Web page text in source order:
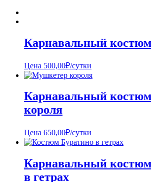
Карнавальный
Цена 500,00₽/сутки
Карнавальный
короля
Цена 650,00₽/сутки
Карнавальный
в гетрах